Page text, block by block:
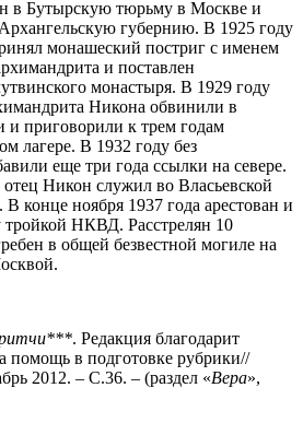
в Бутырскую тюрьму в Москве и
губернию. В 1925 году
монашеский постриг с именем
и поставлен
монастыря. В 1929 году
Никона обвинили в
и приговорили к трем годам
лагере. В 1932 году без
еще три года ссылки на севере.
Никон служил во Власьевской
конце ноября 1937 года арестован и
тройкой НКВД. Расстрелян 10
в общей безвестной могиле на
. Редакция благодарит
помощь в подготовке рубрики//
2012. – С.36. – (раздел «Вера»,